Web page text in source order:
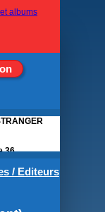
/ Editeurs
36
de 5